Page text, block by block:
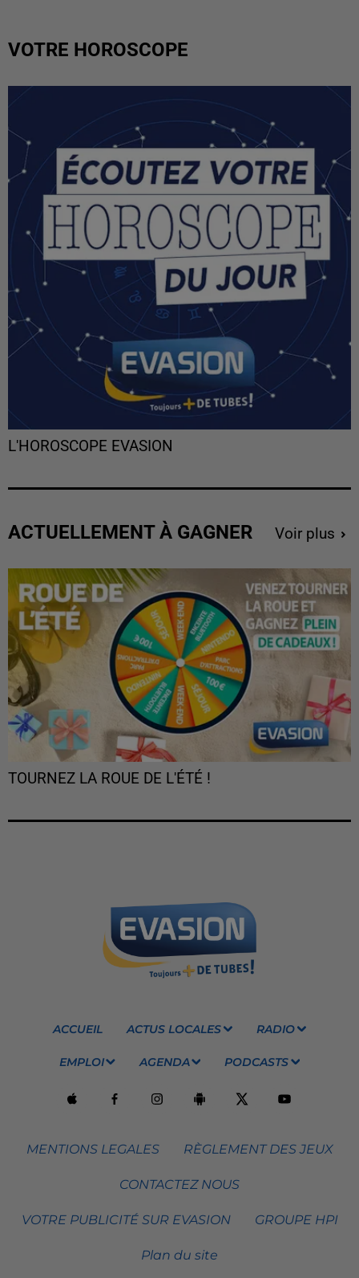
VOTRE HOROSCOPE
L'HOROSCOPE EVASION
ACTUELLEMENT À GAGNER Voir plus
TOURNEZ LA ROUE DE L'ÉTÉ !
ACCUEIL ACTUS LOCALES RADIO
EMPLOI AGENDA PODCASTS
MENTIONS LEGALES RÈGLEMENT DES JEUX
CONTACTEZ NOUS
VOTRE PUBLICITÉ SUR EVASION GROUPE HPI
Plan du site